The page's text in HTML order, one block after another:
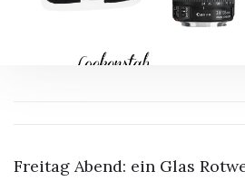
Freitag Abend: ein Glas